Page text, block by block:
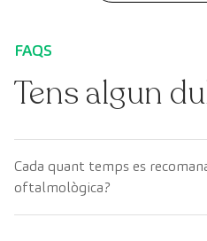
FAQS
Tens algun
Cada quant temps es
oftalmològica?